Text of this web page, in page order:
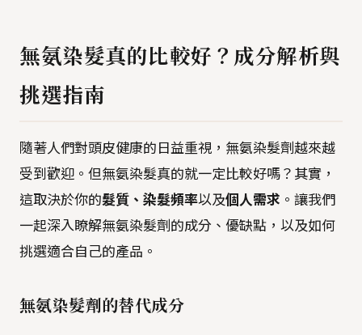
無氨染髮真的比較好？成分解析與
挑選指南
隨著人們對頭皮健康的日益重視，無氨染髮劑越來越
受到歡迎。但無氨染髮真的就一定比較好嗎？其實，
這取決於你的髮質、染髮頻率以及個人需求 。讓我們
一起深入瞭解無氨染髮劑的成分、優缺點，以及如何
挑選適合自己的產品。
無氨染髮劑的替代成分